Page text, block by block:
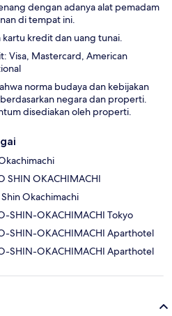
dengan adanya alat pemadam
di tempat ini.
kredit dan uang tunai.
Visa, Mastercard, American
norma budaya dan kebijakan
negara dan properti.
disediakan oleh properti.
SHIN OKACHIMACHI
Okachimachi
SHIN-OKACHIMACHI Tokyo
SHIN-OKACHIMACHI Aparthotel
SHIN-OKACHIMACHI Aparthotel